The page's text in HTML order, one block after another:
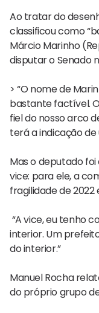
Ao tratar do
classificou como
Márcio Marinho
disputar o Senado
> “O nome de
bastante factível.
fiel do nosso arco
terá a indicação de
Mas o deputado
vice: para ele, a
fragilidade de
“A vice, eu tenho
interior. Um
do interior.”
Manuel Rocha
do próprio grupo